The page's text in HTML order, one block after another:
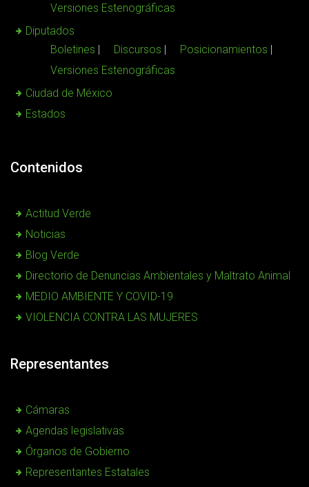
Versiones Estenográficas
Diputados
Boletines
Discursos
Posicionamientos
Versiones Estenográficas
Ciudad de México
Estados
Contenidos
Actitud Verde
Noticias
Blog Verde
Directorio de Denuncias Ambientales y Maltrato Animal
MEDIO AMBIENTE Y COVID-19
VIOLENCIA CONTRA LAS MUJERES
Representantes
Cámaras
Agendas legislativas
Órganos de Gobierno
Representantes Estatales